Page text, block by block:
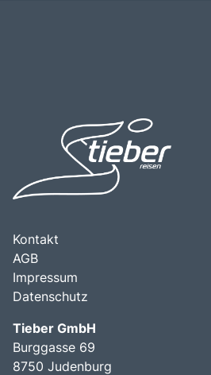
Kontakt
AGB
Impressum
Datenschutz
Tieber GmbH
Burggasse 69
8750 Judenburg